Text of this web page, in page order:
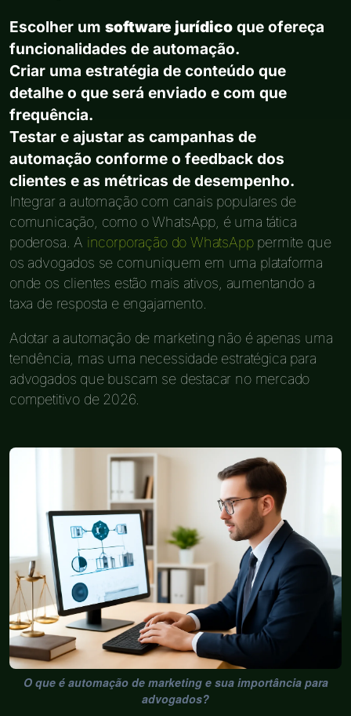
Escolher um software jurídico que ofereça
funcionalidades de automação.
Criar uma estratégia de conteúdo que
detalhe o que será enviado e com que
frequência.
Testar e ajustar as campanhas de
automação conforme o feedback dos
clientes e as métricas de desempenho.
Integrar a automação com canais populares de
comunicação, como o WhatsApp, é uma tática
poderosa. A incorporação do WhatsApppermite que
os advogados se comuniquem em uma plataforma
onde os clientes estão mais ativos, aumentando a
taxa de resposta e engajamento.
Adotar a automação de marketing não é apenas uma
tendência, mas uma necessidade estratégica para
advogados que buscam se destacar no mercado
competitivo de 2026.
O que é automação de marketing e sua importância para
advogados?